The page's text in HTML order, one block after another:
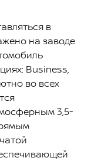
в
на заводе
Business,
во всех
3,5-